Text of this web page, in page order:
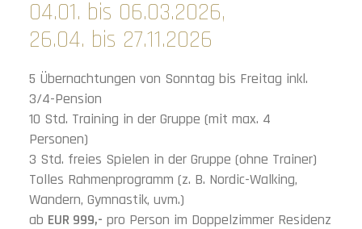
04.01. bis 06.03.2026,
26.04. bis 27.11.2026
5 Übernachtungen von Sonntag bis Freitag inkl.
3/4-Pension
10 Std. Training in der Gruppe (mit max. 4
Personen)
3 Std. freies Spielen in der Gruppe (ohne Trainer)
Tolles Rahmenprogramm (z. B. Nordic-Walking,
Wandern, Gymnastik, uvm.)
ab EUR 999,- pro Person im Doppelzimmer Residenz